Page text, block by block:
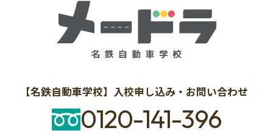
【名鉄自動車学校】入校申し込み・お問い合わせ
0120-141-396